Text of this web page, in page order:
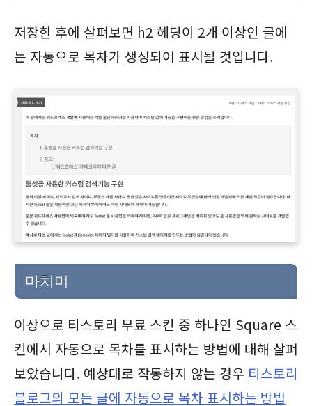
저장한 후에 살펴보면 h2 헤딩이 2개 이상인 글에
는 자동으로 목차가 생성되어 표시될 것입니다.
마치며
이상으로 티스토리 무료 스킨 중 하나인 Square 스
킨에서 자동으로 목차를 표시하는 방법에 대해 살펴
보았습니다. 예상대로 작동하지 않는 경우 티스토리
블로그의 모든 글에 자동으로 목차 표시하는 방법